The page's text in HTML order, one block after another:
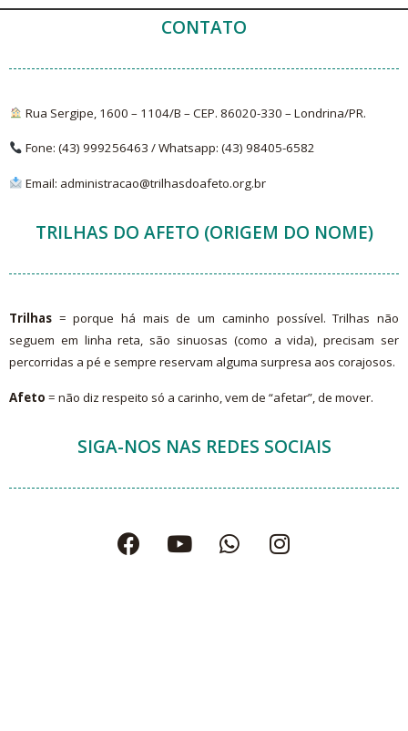
CONTATO
Rua Sergipe, 1600 – 1104/B – CEP. 86020-330 – Londrina/PR.
Fone: (43) 999256463 /Whatsapp: (43)98405-6582
Email: administracao@trilhasdoafeto.org.br
TRILHAS DO AFETO (ORIGEM DO NOME)
Trilhas = porque há mais de um caminho possível. Trilhas não
seguem em linha reta, são sinuosas (como a vida), precisam ser
percorridas a pé e sempre reservam alguma surpresa aos corajosos.
Afeto = não diz respeito só a carinho, vem de “afetar”, de mover.
SIGA-NOS NAS REDES SOCIAIS